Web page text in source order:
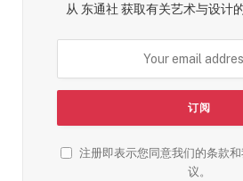
从 东通社 获取有关艺术与设计
注册即表示您同意我们的条款
议。